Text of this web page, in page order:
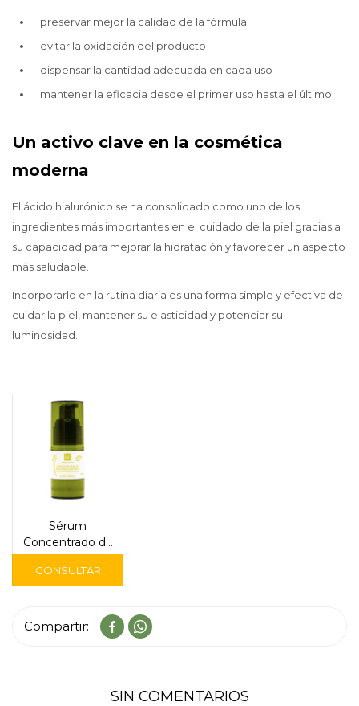
preservar mejor la calidad de la fórmula
evitar la oxidación del producto
dispensar la cantidad adecuada en cada uso
mantener la eficacia desde el primer uso hasta el último
Un activo clave en la cosmética
moderna
El ácido hialurónico se ha consolidado como uno de los
ingredientes más importantes en el cuidado de la piel gracias a
su capacidad para mejorar la hidratación y favorecer un aspecto
más saludable.
Incorporarlo en la rutina diaria es una forma simple y efectiva de
cuidar la piel, mantener su elasticidad y potenciar su
luminosidad.
Sérum
Concentrado de
Ácido
Hialurónico
 
SIN COMENTARIOS